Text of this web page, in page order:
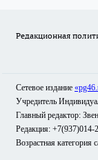
Редакционная
Сетевое издание
Учредитель
Главный редактор:
Редакция:
Возрастная категория